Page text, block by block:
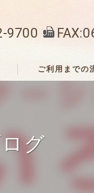
9700
ご利用までの
グ